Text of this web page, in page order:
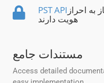
به احراز
هویت دارند
مستندات جامع
Access detailed